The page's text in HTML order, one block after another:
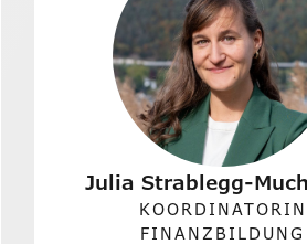
Julia Strablegg-
KOORDINATORIN
FINANZBILDUNG